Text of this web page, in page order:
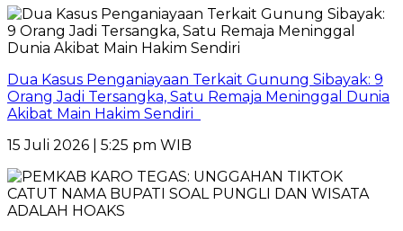
Dua Kasus Penganiayaan Terkait Gunung Sibayak: 9
Orang Jadi Tersangka, Satu Remaja Meninggal Dunia
Akibat Main Hakim Sendiri
15 Juli 2026 | 5:25 pm WIB